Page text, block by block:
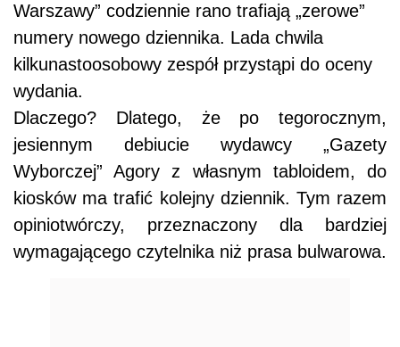
Warszawy” codziennie rano trafiają „zerowe”
numery nowego dziennika. Lada chwila
kilkunastoosobowy zespół przystąpi do oceny
wydania.
Dlaczego? Dlatego, że po tegorocznym,
jesiennym debiucie wydawcy „Gazety
Wyborczej” Agory z własnym tabloidem, do
kiosków ma trafić kolejny dziennik. Tym razem
opiniotwórczy, przeznaczony dla bardziej
wymagającego czytelnika niż prasa bulwarowa.